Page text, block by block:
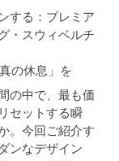
する：プレミア
・スウィベルチ
の休息」を
の中で、最も価
セットする瞬
。今回ご紹介す
ンなデザイン